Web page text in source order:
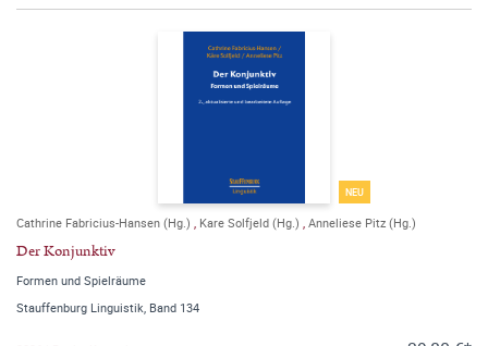
NEU
Cathrine Fabricius-Hansen (Hg.) , Kare Solfjeld (Hg.) , Anneliese Pitz (Hg.)
Der Konjunktiv
Formen und Spielräume
Stauffenburg Linguistik, Band 134